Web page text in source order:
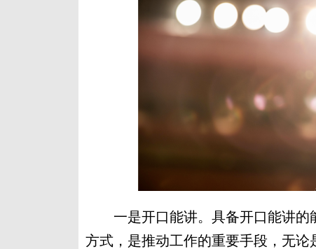
一是开口能讲。具备开口能讲的
方式，是推动工作的重要手段，无